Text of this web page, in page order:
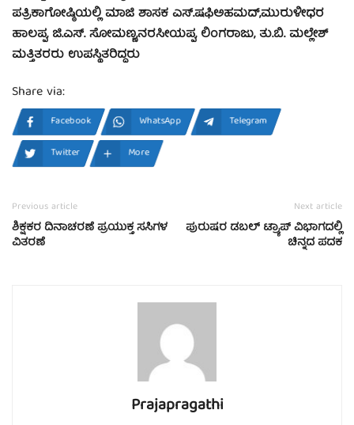
ಪತ್ರಿಕಾಗೋಷ್ಠಿಯಲ್ಲಿ ಮಾಜಿ ಶಾಸಕ ಎಸ್.ಷಫಿಅಹಮದ್,ಮುರುಳೀಧರ
ಹಾಲಪ್ಪ, ಜಿ.ಎಸ್. ಸೋಮಣ್ಣ,ನರಸೀಯಪ್ಪ, ಲಿಂಗರಾಜು, ತು.ಬಿ. ಮಲ್ಲೇಶ್
ಮತ್ತಿತರರು ಉಪಸ್ಥಿತರಿದ್ದರು
Share via:
Facebook WhatsApp
Telegram
Twitter
More
Previous article
ಶಿಕ್ಷಕರ ದಿನಾಚರಣೆ ಪ್ರಯುಕ್ತ ಸಸಿಗಳ
ವಿತರಣೆ
Next article
ಪುರುಷರ ಡಬಲ್ ಟ್ರ್ಯಾಪ್ ವಿಭಾಗದಲ್ಲಿ
ಚಿನ್ನದ ಪದಕ
Prajapragathi